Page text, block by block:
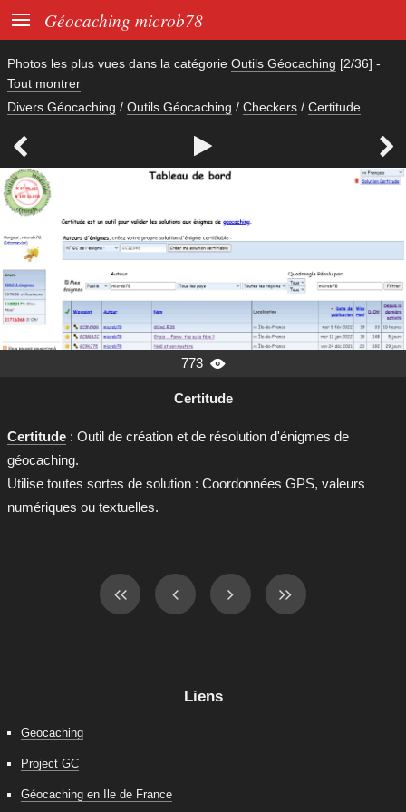
 Géocaching microb78
Photos les plus vues dans la catégorie Outils Géocaching [2/36] -
Tout montrer
Divers Géocaching / Outils Géocaching / Checkers / Certitude
  
773 
Certitude
Certitude : Outil de création et de résolution d'énigmes de
géocaching.
Utilise toutes sortes de solution : Coordonnées GPS, valeurs
numériques ou textuelles.
Liens
Geocaching
Project GC
Géocaching en Ile de France